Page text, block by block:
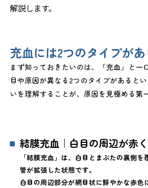
解説します。
充血には2つのタイプがあ
まず知っておきたいのは、「充血」と一
目や原因が異なる2つのタイプがあると
いを理解することが、原因を見極める第
結膜充血｜白目の周辺が赤
「結膜充血」は、白目とまぶたの裏側
管が拡張した状態です。
白目の周辺部分が網目状に鮮やかな赤色